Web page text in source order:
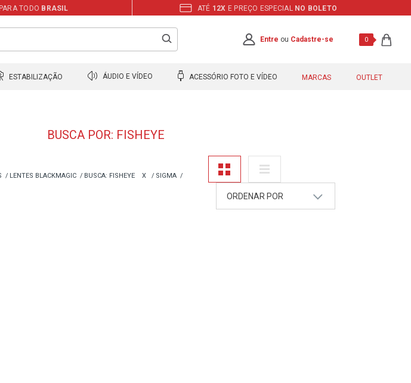
TODO BRASIL ATÉ 12X E PREÇO ESPECIAL NO BOLETO
Entre ou Cadastre-se 0
ESTABILIZAÇÃO ÁUDIO E VÍDEO ACESSÓRIO FOTO E VÍDEO MARCAS OUTLET
BUSCA POR: FISHEYE
LENTES BLACKMAGIC BUSCA: FISHEYE X
SIGMA
ORDENAR POR